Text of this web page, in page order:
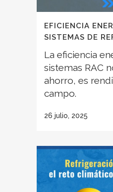
EFICIENCIA
SISTEMAS DE
La eficiencia
sistemas RAC
ahorro, es
campo.
26 julio, 2025